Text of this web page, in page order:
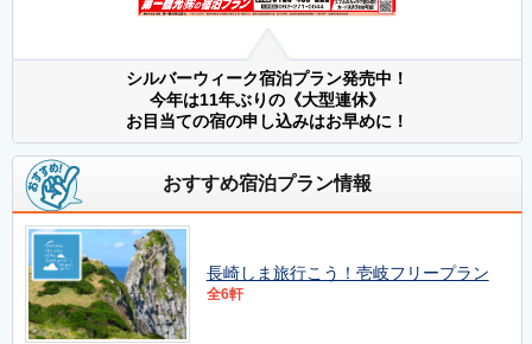
シルバーウィーク宿泊プラン発売中！
今年は11年ぶりの《大型連休》
お目当ての宿の申し込みはお早めに！
おすすめ宿泊プラン情報
長崎しま旅行こう！壱岐フリープラン
全6軒